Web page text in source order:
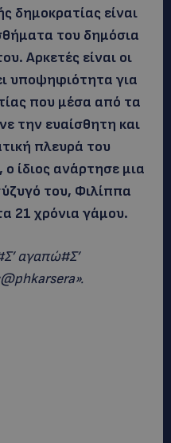
δημοκρατίας είναι
του δημόσια
Αρκετές είναι οι
υποψηφιότητα για
που μέσα από τα
την ευαίσθητη και
πλευρά του
ίδιος ανάρτησε μια
του, Φιλίππα
21 χρόνια γάμου.
αγαπώ#Σ’